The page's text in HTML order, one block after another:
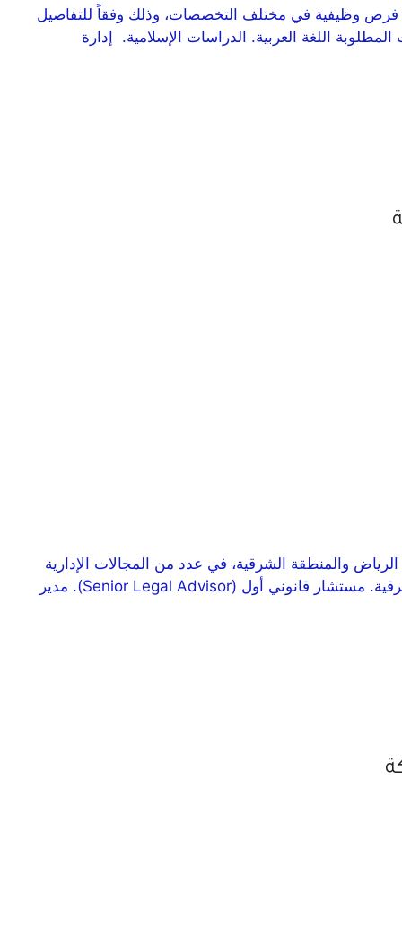
فرص وظيفية في مختلف التخصصات، وذلك وفقاً للتفاصيل
اللغة العربية. الدراسات الإسلامية. إدارة
والمنطقة الشرقية، في عدد من المجالات الإدارية
والقانونية والمصرفية، وفقاً للتفاصيل التالية. الوظائف المتاحة برنامج تمهير – المنطقة الوسطى. برنامج تمهير – المنطقة الشرقية. مستشار قانوني أول (Senior Legal Advisor). مدير